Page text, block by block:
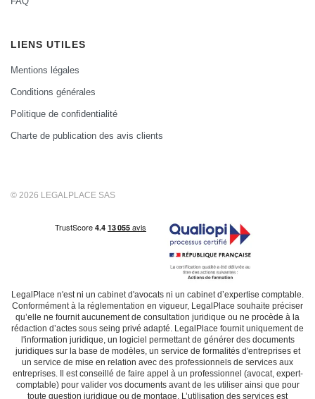
LIENS UTILES
Mentions légales
Conditions générales
Politique de confidentialité
Charte de publication des avis clients
© 2026 LEGALPLACE SAS
LegalPlace n'est ni un cabinet d'avocats ni un cabinet d’expertise comptable.
Conformément à la réglementation en vigueur, LegalPlace souhaite préciser
qu’elle ne fournit aucunement de consultation juridique ou ne procède à la
rédaction d’actes sous seing privé adapté. LegalPlace fournit uniquement de
l'information juridique, un logiciel permettant de générer des documents
juridiques sur la base de modèles, un service de formalités d'entreprises et
un service de mise en relation avec des professionnels de services aux
entreprises. Il est conseillé de faire appel à un professionnel (avocat, expert-
comptable) pour valider vos documents avant de les utiliser ainsi que pour
toute question juridique ou de montage. L’utilisation des services est